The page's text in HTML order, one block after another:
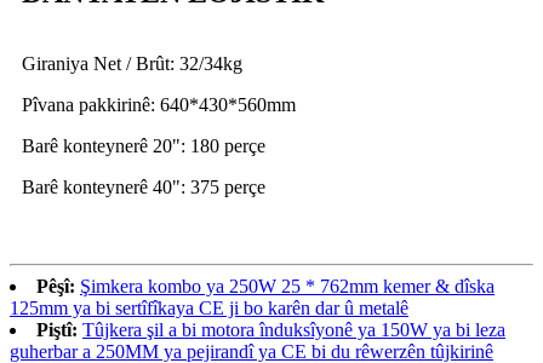
Giraniya Net / Brût: 32/34kg
Pîvana pakkirinê: 640*430*560mm
Barê konteynerê 20": 180 perçe
Barê konteynerê 40": 375 perçe
Pêşî: Şimkera kombo ya 250W 25 * 762mm kemer & dîska
125mm ya bi sertîfîkaya CE ji bo karên dar û metalê
Piştî: Tûjkera şil a bi motora înduksîyonê ya 150W ya bi leza
guherbar a 250MM ya pejirandî ya CE bi du rêwerzên tûjkirinê